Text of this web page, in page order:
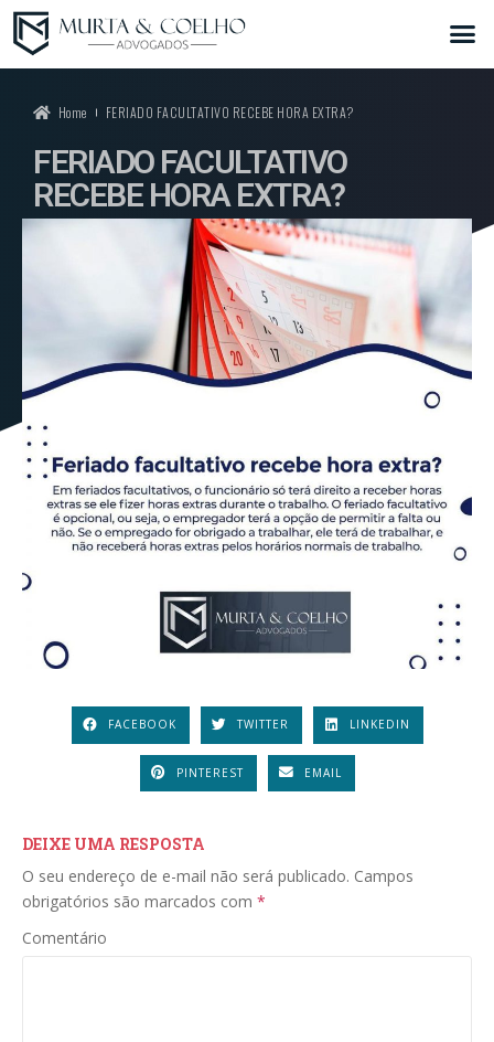
Home FERIADO FACULTATIVO RECEBE HORA EXTRA?
FERIADO FACULTATIVO
RECEBE HORA EXTRA?
FACEBOOK TWITTER LINKEDIN
PINTEREST EMAIL
DEIXE UMA RESPOSTA
O seu endereço de e-mail não será publicado. Campos
obrigatórios são marcados com *
Comentário